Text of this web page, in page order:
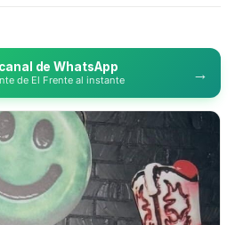
de WhatsApp
de El Frente al instante →